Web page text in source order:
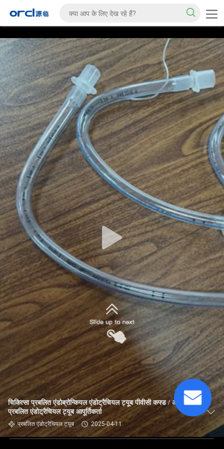
चिकित्सा प्रबलित एंडोब्रोन्कियल एंडोट्रैचियल ट्यूब पीवीसी कफ्ड / अनकफ्ड
प्रबलित एंडोट्रैचियल ट्यूब आपूर्तिकर्ता
प्रबलित एंडोट्रैचियल ट्यूब 2025-04-11